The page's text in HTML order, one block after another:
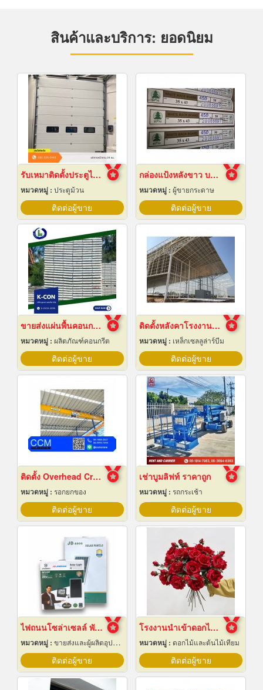
สินค้าและบริการ: ยอดนิยม
รับเหมาติดตั้งประตูไฮสปีดดอร์
หมวดหมู่ : ประตูม้วน
ติดต่อผู้ขาย
กล่องแป้งหลังขาว บางเลนเกรดA(BL-Aหลังขาว)
หมวดหมู่ : ผู้ขายกระดาษ
ติดต่อผู้ขาย
ขายส่งแผ่นพื้นคอนกรีต สมุทรปราการ
หมวดหมู่ : ผลิตภัณฑ์คอนกรีต
ติดต่อผู้ขาย
ติดตั้งหลังคาโรงงานเซลลูล่าร์บีม
หมวดหมู่ : เหล็กเซลลูล่าร์บีม
ติดต่อผู้ขาย
ติดตั้ง Overhead Crane
หมวดหมู่ : รอกยกของ
ติดต่อผู้ขาย
เช่าบูมลิฟท์ ราคาถูก
หมวดหมู่ : รถกระเช้า
ติดต่อผู้ขาย
ไฟถนนโซล่าเซลล์ พัทยา ชลบุรี
หมวดหมู่ : ขายส่งและผู้ผลิตอุปกรณ์เครื่องใช้ไฟฟ้า
ติดต่อผู้ขาย
โรงงานนำเข้าดอกไม้ปลอม
หมวดหมู่ : ดอกไม้และต้นไม้เทียม
ติดต่อผู้ขาย